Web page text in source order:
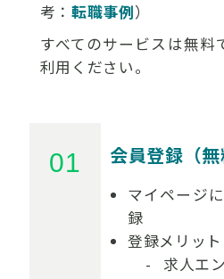
考：転職事例）
すべてのサービスは無料
利用ください。
会員登録（無
マイページ
録
登録メリット
求人エ